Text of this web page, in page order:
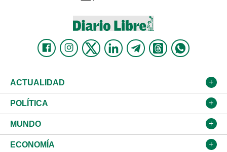
ACTUALIDAD
Nacional
Ciudad
Educación
POLÍTICA
Partidos
JCE
MUNDO
Estados Unidos
ECONOMÍA